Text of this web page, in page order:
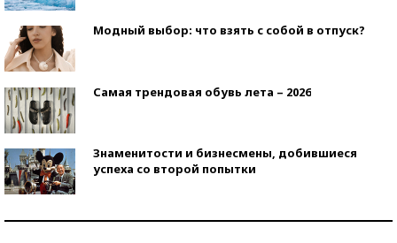
Модный выбор: что взять с собой в отпуск?
Самая трендовая обувь лета – 2026
Знаменитости и бизнесмены, добившиеся
успеха со второй попытки